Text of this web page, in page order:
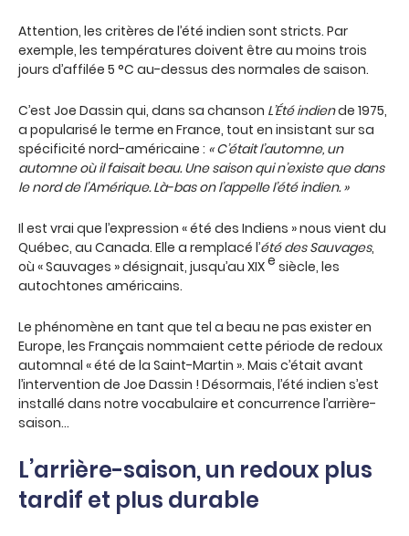
Attention, les critères de l’été indien sont stricts. Par
exemple, les températures doivent être au moins trois
jours d’affilée 5 °C au-dessus des normales de saison.
C’est Joe Dassin qui, dans sa chanson L’Été indiende 1975,
a popularisé le terme en France, tout en insistant sur sa
spécificité nord-américaine : « C’était l’automne, un
automne où il faisait beau. Une saison qui n’existe que dans
le nord de l’Amérique. Là-bas on l’appelle l’été indien. »
Il est vrai que l’expression « été des Indiens » nous vient du
Québec, au Canada. Elle a remplacé l’été des Sauvages,
où « Sauvages » désignait, jusqu’au XIXe siècle, les
autochtones américains.
Le phénomène en tant que tel a beau ne pas exister en
Europe, les Français nommaient cette période de redoux
automnal « été de la Saint-Martin ». Mais c’était avant
l’intervention de Joe Dassin ! Désormais, l’été indien s’est
installé dans notre vocabulaire et concurrence l’arrière-
saison…
L’arrière-saison, un redoux plus
tardif et plus durable